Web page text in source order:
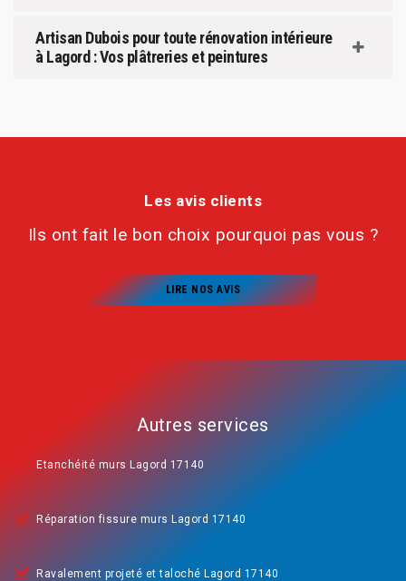
Artisan Dubois pour toute rénovation intérieure
à Lagord : Vos plâtreries et peintures
Les avis clients
Ils ont fait le bon choix pourquoi pas vous ?
LIRE NOS AVIS
Autres services
Etanchéité murs Lagord 17140
Réparation fissure murs Lagord 17140
Ravalement projeté et taloché Lagord 17140